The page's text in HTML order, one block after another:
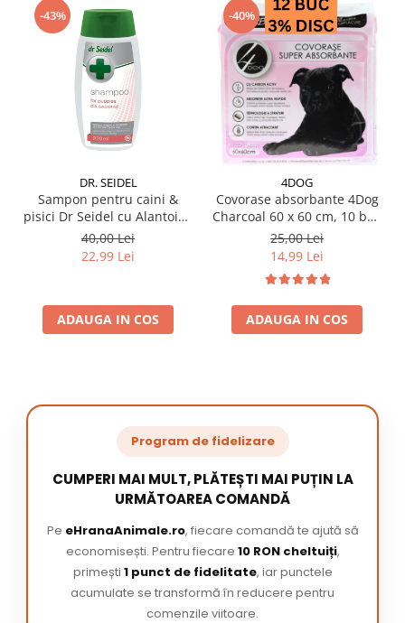
-43%
DR. SEIDEL
Sampon pentru caini &
pisici Dr Seidel cu Alantoina
220 ml
40,00 Lei
22,99 Lei
ADAUGA IN COS
-40%
4DOG
Covorase absorbante 4Dog
Charcoal 60 x 60 cm, 10 buc
/ pachet
25,00 Lei
14,99 Lei
ADAUGA IN COS
Program de fidelizare
CUMPERI MAI MULT, PLĂTEȘTI MAI PUȚIN LA
URMĂTOAREA COMANDĂ
Pe eHranaAnimale.ro, fiecare comandă te ajută să
economisești. Pentru fiecare 10 RON cheltuiți,
primești 1 punct de fidelitate, iar punctele
acumulate se transformă în reducere pentru
comenzile viitoare.